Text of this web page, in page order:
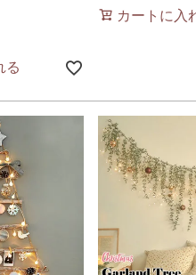
る
カートに入